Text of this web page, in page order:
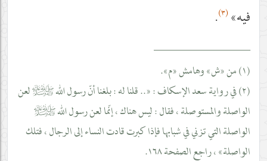
فيه»(٣) .
__________________
(١) من «ش» وهامش «م».
(٢) في رواية سعد الإسكاف : «.. قلنا له : بلغنا أنّ رسول الله
صلى‌الله‌عليه‌وآله‌وسلملعن
الواصلة والمستوصلة ، فقال : ليس هناك ، إنّما لعن رسول اللهصلى‌الله‌عليه‌وآله‌وسلم
الواصلة التي تزني في شبابها فإذا كبرت قادت النساء إلى الرجال ، فتلك
الواصلة» ، راجع الصفحة ١٦٨.